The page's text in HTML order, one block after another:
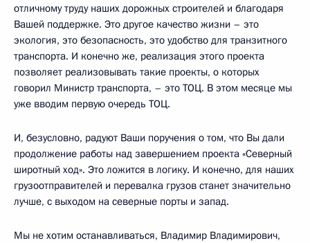
отличному труду наших дорожных строителей и благодаря
Вашей поддержке. Это другое качество жизни – это
экология, это безопасность, это удобство для транзитного
транспорта. И конечно же, реализация этого проекта
позволяет реализовывать такие проекты, о которых
говорил Министр транспорта, – это ТОЦ. В этом месяце мы
уже вводим первую очередь ТОЦ.
И, безусловно, радуют Ваши поручения о том, что Вы дали
продолжение работы над завершением проекта «Северный
широтный ход». Это ложится в логику. И конечно, для наших
грузоотправителей и перевалка грузов станет значительно
лучше, с выходом на северные порты и запад.
Мы не хотим останавливаться, Владимир Владимирович,